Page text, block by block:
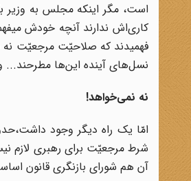
است، مگر اینکه مجلس به وزیر
کاری‌اش ندارند آنچه خودش
فهمیدند که صلاحیّت مرجعیّت نه
نسل‌های آینده این‌ها مطرحند... و
نه نمی‌خواهد!
امّا یک راه دیگر وجود
شرط مرجعیّت برای رهبری لازم
آن هم شورای بازنگری قانون